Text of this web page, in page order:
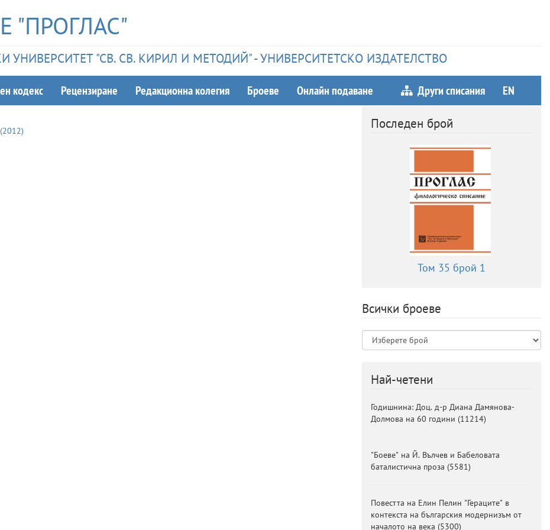
"ПРОГЛАС"
УНИВЕРСИТЕТ "СВ. СВ. КИРИЛ И МЕТОДИЙ" - УНИВЕРСИТЕТСКО ИЗДАТЕЛСТВО
кодекс Рецензиране Редакционна колегия Броеве Онлайн подаване Други списания EN
(2012) Последен брой
Том 35 брой 1
Всички броеве
Най-четени
Годишнина: Доц. д-р Диана Дамянова-
Долмова на 60 години (11214)
"Боеве" на Й. Вълчев и Бабеловата
баталистична проза (5581)
Повестта на Елин Пелин "Гераците" в
контекста на българския модернизъм от
началото на века (5300)